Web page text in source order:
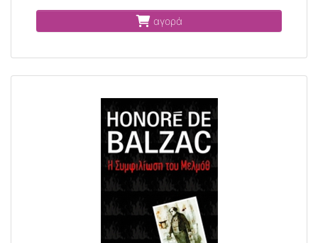
αγορά